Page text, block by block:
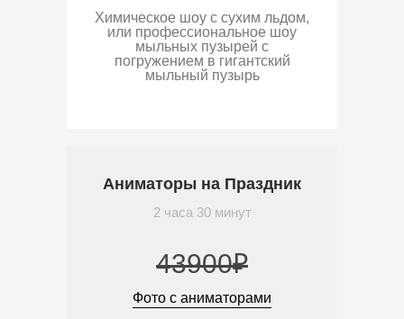
Химическое шоу с сухим льдом,
или профессиональное шоу
мыльных пузырей с
погружением в гигантский
мыльный пузырь
Аниматоры на Праздник
2 часа 30 минут
43900₽
Фото с аниматорами